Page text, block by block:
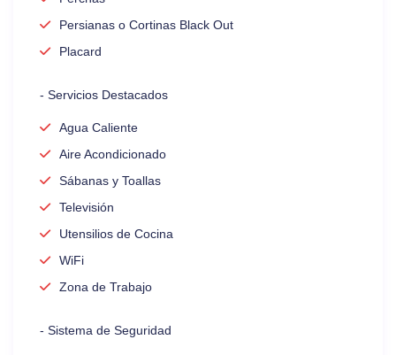
Persianas o Cortinas Black Out
Placard
- Servicios Destacados
Agua Caliente
Aire Acondicionado
Sábanas y Toallas
Televisión
Utensilios de Cocina
WiFi
Zona de Trabajo
- Sistema de Seguridad